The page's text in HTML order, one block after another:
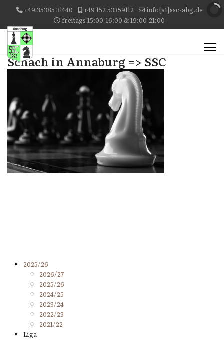
+49 35385 31440 +49 152 53359112
info{at}ssc-abg.de
freitags 15:00-16:00 & 19:00-21:00
Schach in Annaburg => SSC
2025/26
2026/27
2025/26
2024/25
2023/24
2022/23
2021/22
Liga